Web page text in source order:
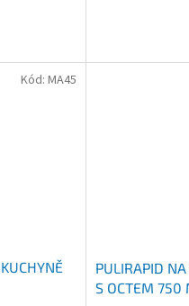
Kód: MA45
PULIRAPID
S OCTEM 750